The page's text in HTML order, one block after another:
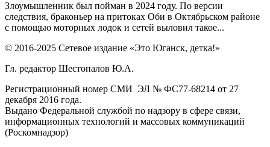
Злоумышленник был пойман в 2024 году. По версии
следствия, браконьер на притоках Оби в Октябрьском районе
с помощью моторных лодок и сетей выловил такое...
© 2016-2025 Сетевое издание «Это Юганск, детка!»
Гл. редактор Шестопалов Ю.А.
Регистрационный номер СМИ ЭЛ № ФС77-68214 от 27
декабря 2016 года.
Выдано Федеральной службой по надзору в сфере связи,
информационных технологий и массовых коммуникаций
(Роскомнадзор)